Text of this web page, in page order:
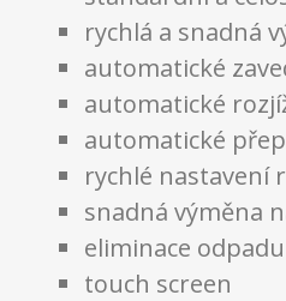
rychlá a snadná
automatické
automatické
automatické
rychlé nastavení
snadná výměna
eliminace
touch screen